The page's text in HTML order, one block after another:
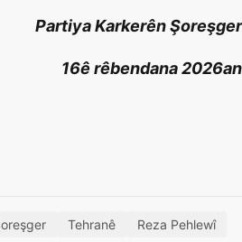
Partiya Karkerên Şoreşger
16ê rêbendana 2026an
Tehranê
Reza Pehlewî